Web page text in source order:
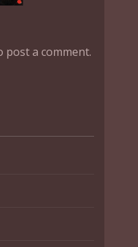
post a comment.